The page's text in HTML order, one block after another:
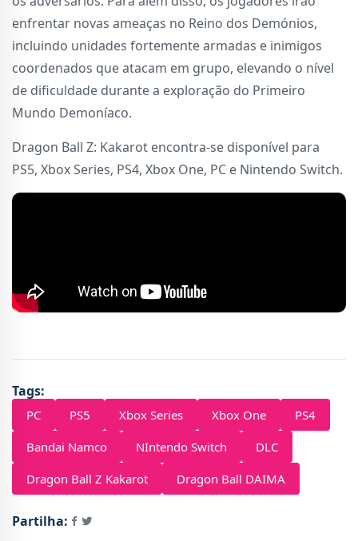
enfrentar novas ameaças no Reino dos Demónios,
incluindo unidades fortemente armadas e inimigos
coordenados que atacam em grupo, elevando o nível
de dificuldade durante a exploração do Primeiro
Mundo Demoníaco.
Dragon Ball Z: Kakarot encontra-se disponível para
PS5, Xbox Series, PS4, Xbox One, PC e Nintendo Switch.
Tags:
PC PS5 Xbox Series Xbox One
PS4
Bandai Namco
NIntendo Switch
DLC
Dragon Ball Z Kakarot
Dragon Ball DAIMA
Partilha: